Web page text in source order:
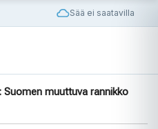
Sää ei saatavilla
neuvottelevat
avattiin
Suomen muuttuva rannikko
tekoälyhuijauksiin